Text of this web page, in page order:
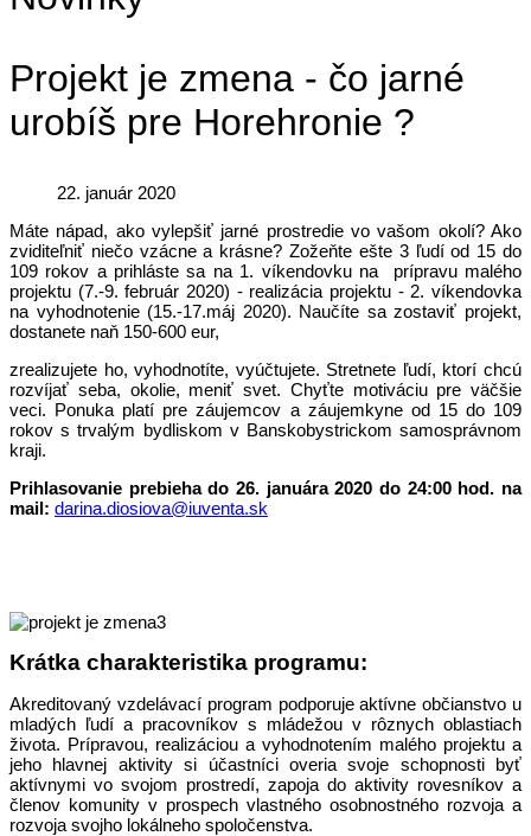
Projekt je zmena - čo jarné
urobíš pre Horehronie ?
22. január 2020
Máte nápad, ako vylepšiť jarné prostredie vo vašom okolí? Ako
zviditeľniť niečo vzácne a krásne? Zožeňte ešte 3 ľudí od 15 do
109 rokov a prihláste sa na 1. víkendovku na prípravu malého
projektu (7.-9. február 2020) - realizácia projektu - 2. víkendovka
na vyhodnotenie (15.-17.máj 2020). Naučíte sa zostaviť projekt,
dostanete naň 150-600 eur,
zrealizujete ho, vyhodnotíte, vyúčtujete. Stretnete ľudí, ktorí chcú
rozvíjať seba, okolie, meniť svet. Chyťte motiváciu pre väčšie
veci. Ponuka platí pre záujemcov a záujemkyne od 15 do 109
rokov s trvalým bydliskom v Banskobystrickom samosprávnom
kraji.
Prihlasovanie prebieha do 26. januára 2020 do 24:00 hod. na
mail: darina.diosiova@iuventa.sk
Krátka charakteristika programu:
Akreditovaný vzdelávací program podporuje aktívne občianstvo u
mladých ľudí a pracovníkov s mládežou v rôznych oblastiach
života. Prípravou, realizáciou a vyhodnotením malého projektu a
jeho hlavnej aktivity si účastníci overia svoje schopnosti byť
aktívnymi vo svojom prostredí, zapoja do aktivity rovesníkov a
členov komunity v prospech vlastného osobnostného rozvoja a
rozvoja svojho lokálneho spoločenstva.